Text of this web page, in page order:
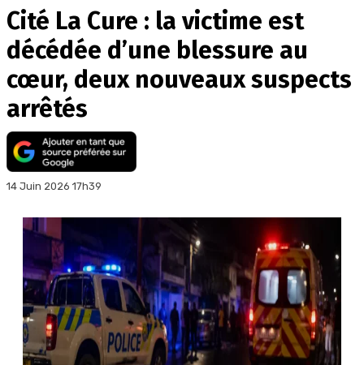
Cité La Cure : la victime est
décédée d’une blessure au
cœur, deux nouveaux suspects
arrêtés
14 Juin 2026 17h39